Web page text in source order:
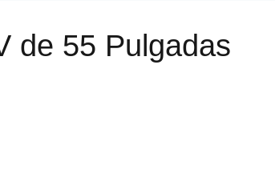
de 55 Pulgadas